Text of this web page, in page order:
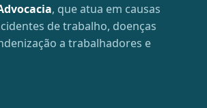
, que atua em causas
de trabalho, doenças
a trabalhadores e